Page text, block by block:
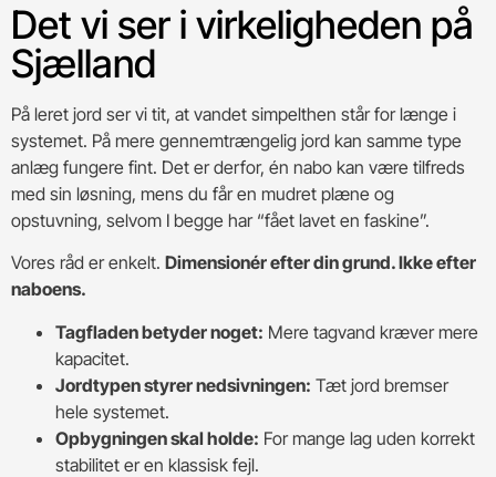
Det vi ser i virkeligheden på
Sjælland
På leret jord ser vi tit, at vandet simpelthen står for længe i
systemet. På mere gennemtrængelig jord kan samme type
anlæg fungere fint. Det er derfor, én nabo kan være tilfreds
med sin løsning, mens du får en mudret plæne og
opstuvning, selvom I begge har “fået lavet en faskine”.
Vores råd er enkelt. Dimensionér efter din grund. Ikke efter
naboens.
Tagfladen betyder noget: Mere tagvand kræver mere
kapacitet.
Jordtypen styrer nedsivningen: Tæt jord bremser
hele systemet.
Opbygningen skal holde: For mange lag uden korrekt
stabilitet er en klassisk fejl.